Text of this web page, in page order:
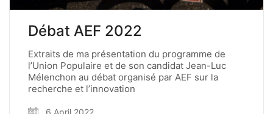
Débat AEF 2022
Extraits de ma présentation du programme de
l’Union Populaire et de son candidat Jean-Luc
Mélenchon au débat organisé par AEF sur la
recherche et l’innovation
6 April 2022